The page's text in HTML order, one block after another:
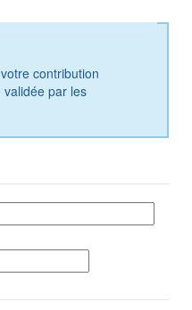
contribution
validée par les